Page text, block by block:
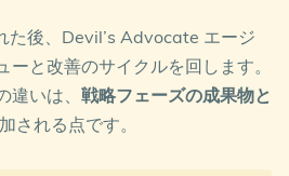
を参照してください。
摘は、AI 責任の重さと組織の
プを突いたものでした。
セクションで「3 年で AI
(MS-01〜MS-22)を 3 年間に配
OKR をマッピング
年トータル投資 ¥507M、5 年
収期間 18〜24 ヶ月
た後、Devil’s Advocate エージ
ーと改善のサイクルを回します。
いは、 戦略フェーズの成果物と
される点です。